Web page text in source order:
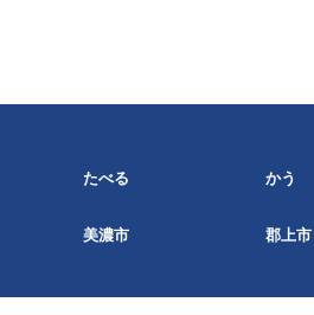
たべる かう
美濃市 郡上市